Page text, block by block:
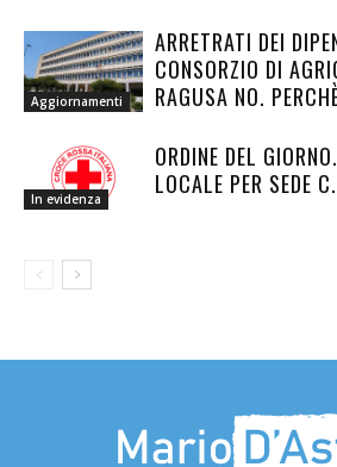
Aggiornamenti
ARRETRATI DEI
CONSORZIO DI
RAGUSA NO.
In evidenza
ORDINE DEL
LOCALE PER SEDE